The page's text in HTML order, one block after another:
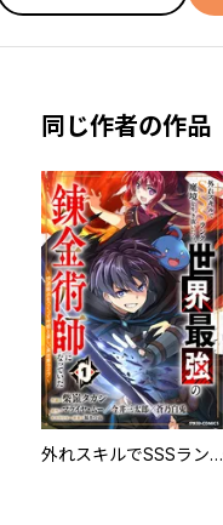
同じ作者の作品
外れスキルでSSSランク魔境を生き抜いたら、世界最強の錬金術師になっていた～快適拠点をつくって仲間と楽しい異世界ライフ～